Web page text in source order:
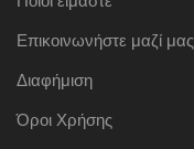
Επικοινωνήστε μαζί μας
Διαφήμιση
Όροι Χρήσης